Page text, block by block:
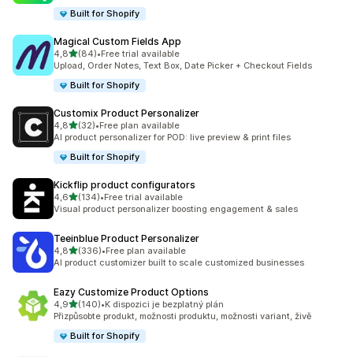
Built for Shopify
Magical Custom Fields App
4,8z 5 hvězd
(84)
Celkový počet recenzí: 84
•Free trial available
Upload, Order Notes, Text Box, Date Picker + Checkout Fields
Built for Shopify
Customix Product Personalizer
4,8z 5 hvězd
(32)
Celkový počet recenzí: 32
•Free plan available
AI product personalizer for POD: live preview & print files
Built for Shopify
Kickflip product configurators
4,6z 5 hvězd
(134)
Celkový počet recenzí: 134
•Free trial available
Visual product personalizer boosting engagement & sales
Teeinblue Product Personalizer
4,8z 5 hvězd
(336)
Celkový počet recenzí: 336
•Free plan available
AI product customizer built to scale customized businesses
Eazy Customize Product Options
4,9z 5 hvězd
(140)
Celkový počet recenzí: 140
•K dispozici je bezplatný plán
Přizpůsobte produkt, možnosti produktu, možnosti variant, živě
Built for Shopify